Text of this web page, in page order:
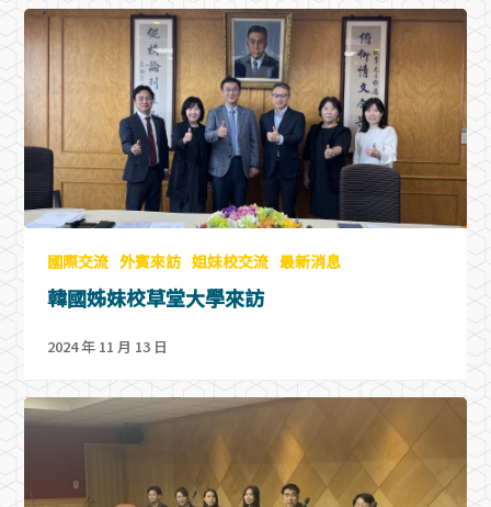
國際交流 外賓來訪 姐妹校交流 最新消息
韓國姊妹校草堂大學來訪
2024 年 11 月 13 日